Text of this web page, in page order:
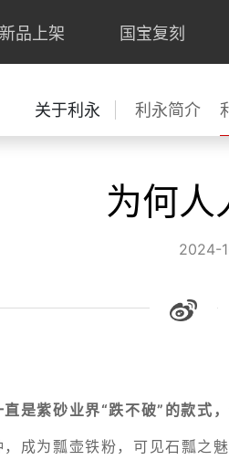
新品上架 国宝复刻
关于利永 利永简介
为何人
2024-
是紫砂业界“跌不破”的款式
成为瓢壶铁粉，可见石瓢之